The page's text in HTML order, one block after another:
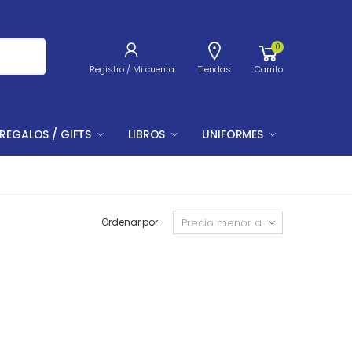
Registro / Mi cuenta Tiendas
0
Carrito
REGALOS / GIFTS LIBROS UNIFORMES
Ordenar por: